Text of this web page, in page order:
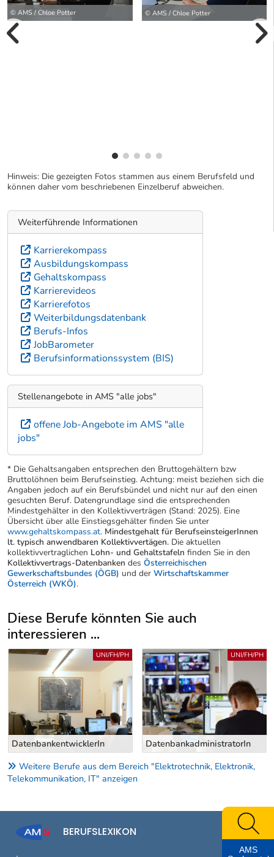
© AMS / Chloe Potter © AMS / Chloe Potter
Hinweis: Die gezeigten Fotos stammen aus einem Berufsfeld und
können daher vom beschriebenen Einzelberuf abweichen.
Weiterführende Informationen
Karrierekompass
Ausbildungskompass
Gehaltskompass
Karrierevideos
Karrierefotos
Weiterbildungsdatenbank
Berufs-Infos
JobBarometer
Berufsinformationssystem (BIS)
Stellenangebote in AMS "alle jobs"
offene Job-Angebote im AMS "alle
jobs"
* Die Gehaltsangaben entsprechen den Bruttogehältern bzw
Bruttolöhnen beim Berufseinstieg. Achtung: meist beziehen sich die
Angaben jedoch auf ein Berufsbündel und nicht nur auf den einen
gesuchten Beruf. Datengrundlage sind die entsprechenden
Mindestgehälter in den Kollektivverträgen (Stand: 2025). Eine
Übersicht über alle Einstiegsgehälter finden Sie unter
www.gehaltskompass.at. Mindestgehalt für BerufseinsteigerInnen
lt. typisch anwendbaren Kollektivvertägen. Die aktuellen
kollektivvertraglichen Lohn- und Gehaltstafeln finden Sie in den
Kollektivvertrags-Datenbanken des Österreichischen
Gewerkschaftsbundes (ÖGB) und der Wirtschaftskammer
Österreich (WKÖ).
Diese Berufe könnten Sie auch
interessieren ...
Uber weitere Berufsvorschläge
DatenbankentwicklerIn
UNI/FH/PH
DatenbankadministratorIn
UNI/FH/PH
Weitere Berufe aus dem Bereich "Elektrotechnik, Elektronik,
Telekommunikation, IT" anzeigen
BERUFSLEXIKON
AMS